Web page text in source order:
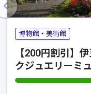
博物館・美術館
【200円割引】
クジュエリーミ